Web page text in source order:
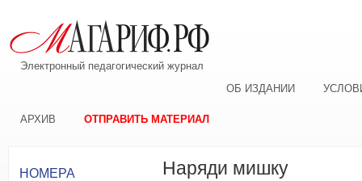
Электронный педагогический журнал
ОБ ИЗДАНИИ
АРХИВ ОТПРАВИТЬ МАТЕРИАЛ
Наряди мишку
НОМЕРА